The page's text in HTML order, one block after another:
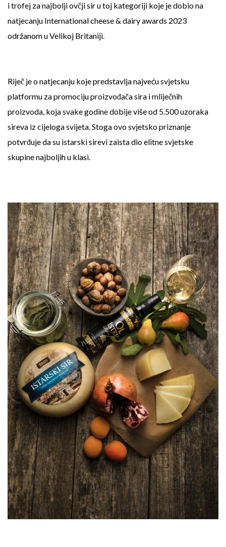
i trofej za najbolji ovčji sir u toj kategoriji koje je dobio na
natjecanju International cheese & dairy awards 2023
održanom u Velikoj Britaniji.
Riječ je o natjecanju koje predstavlja najveću svjetsku
platformu za promociju proizvođača sira i mliječnih
proizvoda, koja svake godine dobije više od 5.500 uzoraka
sireva iz cijeloga svijeta. Stoga ovo svjetsko priznanje
potvrđuje da su istarski sirevi zaista dio elitne svjetske
skupine najboljih u klasi.